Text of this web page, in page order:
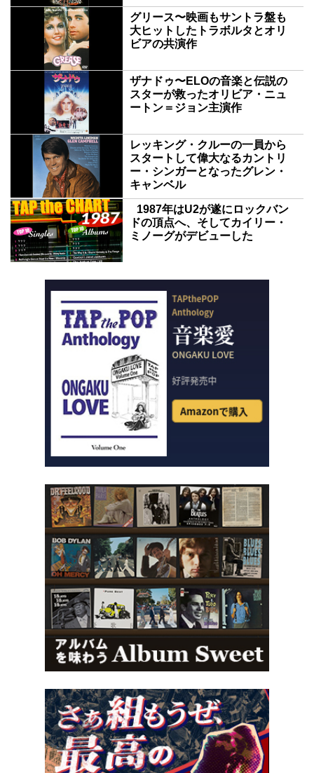
グリース〜映画もサントラ盤も
大ヒットしたトラボルタとオリ
ビアの共演作
ザナドゥ〜ELOの音楽と伝説の
スターが救ったオリビア・ニュ
ートン＝ジョン主演作
レッキング・クルーの一員から
スタートして偉大なるカントリ
ー・シンガーとなったグレン・
キャンベル
1987年はU2が遂にロックバン
ドの頂点へ、そしてカイリー・
ミノーグがデビューした